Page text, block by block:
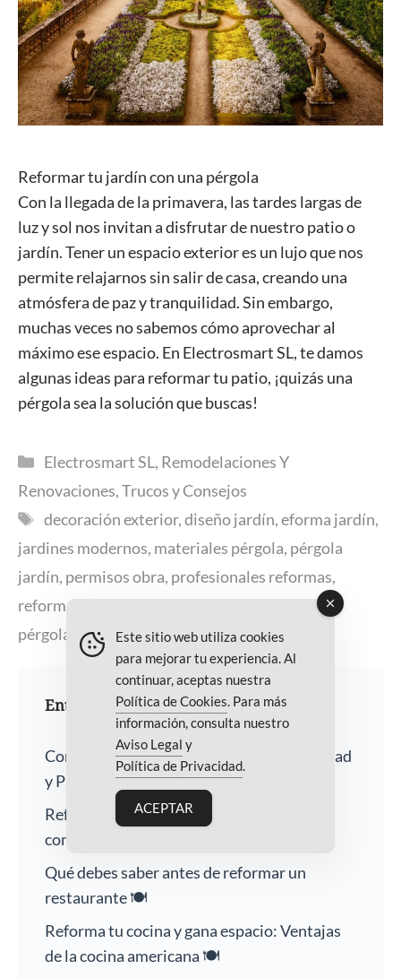
Reformar tu jardín con una pérgola
Con la llegada de la primavera, las tardes largas de
luz y sol nos invitan a disfrutar de nuestro patio o
jardín. Tener un espacio exterior es un lujo que nos
permite relajarnos sin salir de casa, creando una
atmósfera de paz y tranquilidad. Sin embargo,
muchas veces no sabemos cómo aprovechar al
máximo ese espacio. En Electrosmart SL, te damos
algunas ideas para reformar tu patio, ¡quizás una
pérgola sea la solución que buscas!
Categorías
Electrosmart SL, Remodelaciones Y
Renovaciones,Trucos y Consejos
Etiquetas
decoración exterior,diseño jardín,eforma jardín,
jardines modernos, materiales pérgola, pérgola
jardín, permisos obra, profesionales reformas,
reforma patio
resistencia
pérgola
Entradas recientes
Confíe su Hogar a Nuestra Empresa: Calidad
y Profesionalismo Garantizados 🏠🔨
Reforma de baños: Aumenta el valor y la
comodidad de tu hogar 🛁
Qué debes saber antes de reformar un
restaurante 🍽️
Reforma tu cocina y gana espacio: Ventajas
de la cocina americana 🍽️
Este sitio web utiliza cookies
para mejorar tu experiencia. Al
continuar, aceptas nuestra
Política de Cookies. Para más
información, consulta nuestro
Aviso Legal y
Política de Privacidad.
ACEPTAR